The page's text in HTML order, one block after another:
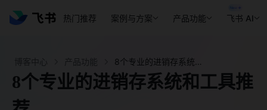
热门推荐 案例与方案 产品功能 飞书 AI
8个专业的进销存系统和工具推